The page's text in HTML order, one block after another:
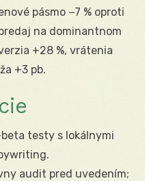
pásmo −7 % oproti
na dominantnom
+28 %, vrátenia
+3 pb.
testy s lokálnymi
audit pred uvedením;